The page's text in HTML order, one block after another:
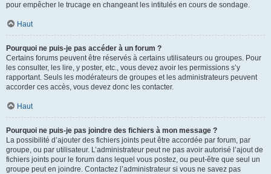
pour empêcher le trucage en changeant les intitulés en cours de sondage.
Haut
Pourquoi ne puis-je pas accéder à un forum ?
Certains forums peuvent être réservés à certains utilisateurs ou groupes. Pour
les consulter, les lire, y poster, etc., vous devez avoir les permissions s’y
rapportant. Seuls les modérateurs de groupes et les administrateurs peuvent
accorder ces accès, vous devez donc les contacter.
Haut
Pourquoi ne puis-je pas joindre des fichiers à mon message ?
La possibilité d’ajouter des fichiers joints peut être accordée par forum, par
groupe, ou par utilisateur. L’administrateur peut ne pas avoir autorisé l’ajout de
fichiers joints pour le forum dans lequel vous postez, ou peut-être que seul un
groupe peut en joindre. Contactez l’administrateur si vous ne savez pas